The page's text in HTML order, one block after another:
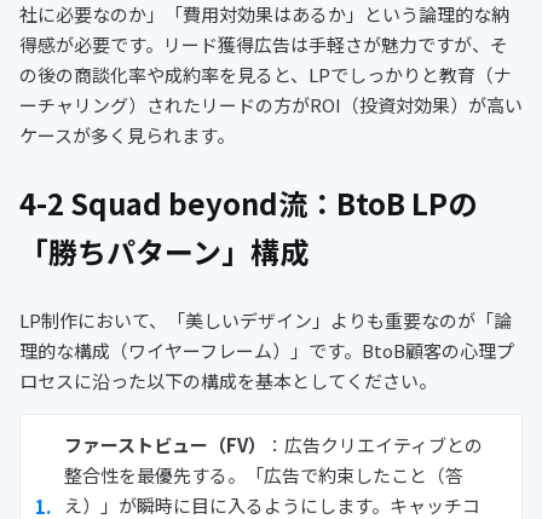
社に必要なのか」「費用対効果はあるか」という論理的な納
得感が必要です。リード獲得広告は手軽さが魅力ですが、そ
の後の商談化率や成約率を見ると、LPでしっかりと教育（ナ
ーチャリング）されたリードの方がROI（投資対効果）が高い
ケースが多く見られます。
4-2 Squad beyond流：BtoB LPの
「勝ちパターン」構成
LP制作において、「美しいデザイン」よりも重要なのが「論
理的な構成（ワイヤーフレーム）」です。BtoB顧客の心理プ
ロセスに沿った以下の構成を基本としてください。
ファーストビュー（FV）
：広告クリエイティブとの
整合性を最優先する。「広告で約束したこと（答
え）」が瞬時に目に入るようにします。キャッチコ